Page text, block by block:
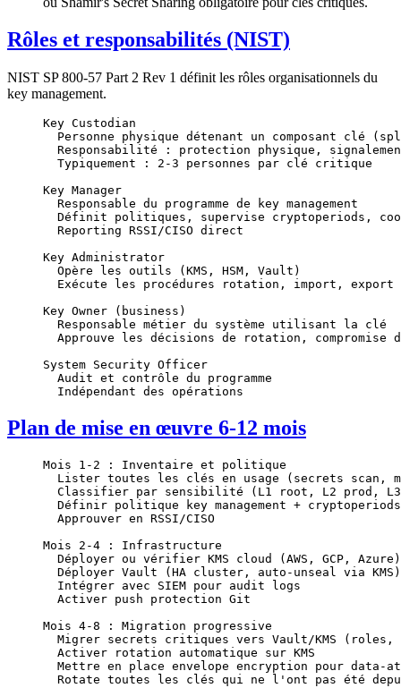
Rôles et responsabilités (NIST)
NIST SP 800-57 Part 2 Rev 1 définit les rôles organisationnels du
key management.
Key Custodian
Personne physique détenant un composant clé
Responsabilité : protection physique,
  Typiquement : 2-3 personnes par clé critique
Key Manager
  Responsable du programme de key management
Définit politiques, supervise cryptoperiods,
  Reporting RSSI/CISO direct
Key Administrator
  Opère les outils (KMS, HSM, Vault)
  Exécute les procédures rotation, import, export
Key Owner (business)
  Responsable métier du système utilisant la clé
Approuve les décisions de rotation, compromise
System Security Officer
  Audit et contrôle du programme
  Indépendant des opérations
Plan de mise en œuvre 6-12 mois
Mois 1-2 : Inventaire et politique
Lister toutes les clés en usage (secrets scan,
Classifier par sensibilité (L1 root, L2 prod,
  Définir politique key management + cryptoperiods
  Approuver en RSSI/CISO
Mois 2-4 : Infrastructure
  Déployer ou vérifier KMS cloud (AWS, GCP, Azure)
  Déployer Vault (HA cluster, auto-unseal via KMS)
  Intégrer avec SIEM pour audit logs
  Activer push protection Git
Mois 4-8 : Migration progressive
Migrer secrets critiques vers Vault/KMS (roles,
  Activer rotation automatique sur KMS
Mettre en place envelope encryption pour data-
Rotate toutes les clés qui ne l'ont pas été